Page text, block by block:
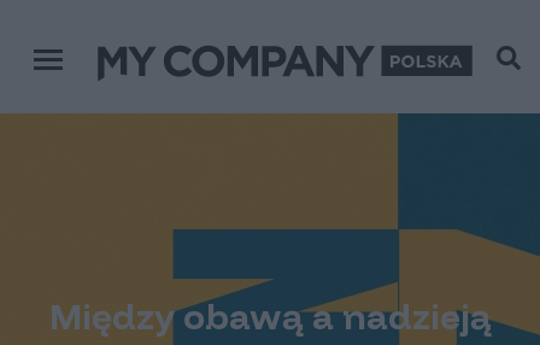
Menu główne
Między obawą a nadzieją